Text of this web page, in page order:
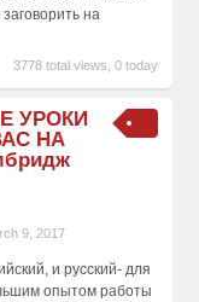
на
3778 total views, 0 today
УРОКИ
НА
9, 2017
и русский- для
опытом работы